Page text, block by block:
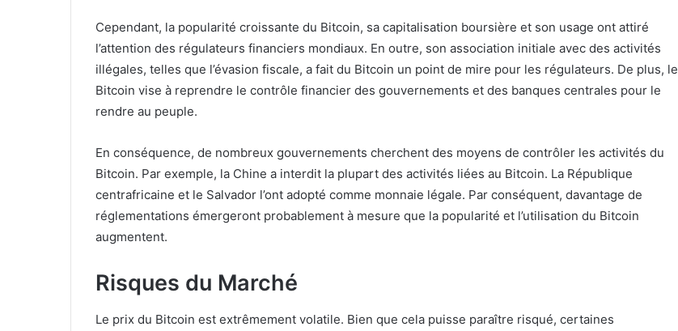
Cependant, la popularité croissante du Bitcoin, sa capitalisation boursière et son usage ont attiré
l’attention des régulateurs financiers mondiaux. En outre, son association initiale avec des activités
illégales, telles que l’évasion fiscale, a fait du Bitcoin un point de mire pour les régulateurs. De plus, le
Bitcoin vise à reprendre le contrôle financier des gouvernements et des banques centrales pour le
rendre au peuple.
En conséquence, de nombreux gouvernements cherchent des moyens de contrôler les activités du
Bitcoin. Par exemple, la Chine a interdit la plupart des activités liées au Bitcoin. La République
centrafricaine et le Salvador l’ont adopté comme monnaie légale. Par conséquent, davantage de
réglementations émergeront probablement à mesure que la popularité et l’utilisation du Bitcoin
augmentent.
Risques du Marché
Le prix du Bitcoin est extrêmement volatile. Bien que cela puisse paraître risqué, certaines